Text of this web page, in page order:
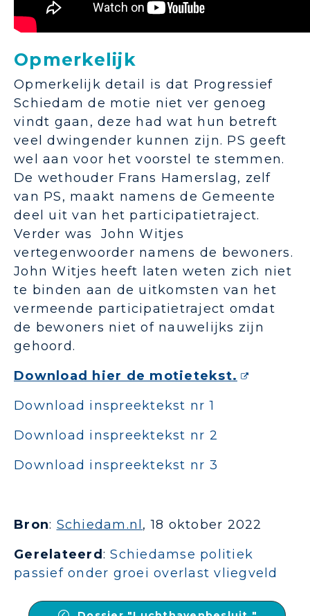
Opmerkelijk
Opmerkelijk detail is dat Progressief
Schiedam de motie niet ver genoeg
vindt gaan, deze had wat hun betreft
veel dwingender kunnen zijn. PS geeft
wel aan voor het voorstel te stemmen.
De wethouder Frans Hamerslag, zelf
van PS, maakt namens de Gemeente
deel uit van het participatietraject.
Verder was John Witjes
vertegenwoorder namens de bewoners.
John Witjes heeft laten weten zich niet
te binden aan de uitkomsten van het
vermeende participatietraject omdat
de bewoners niet of nauwelijks zijn
gehoord.
Download hier de motietekst.
Download inspreektekst nr 1
Download inspreektekst nr 2
Download inspreektekst nr 3
Bron: Schiedam.nl , 18 oktober 2022
Gerelateerd :Schiedamse politiek
passief onder groei overlast vliegveld